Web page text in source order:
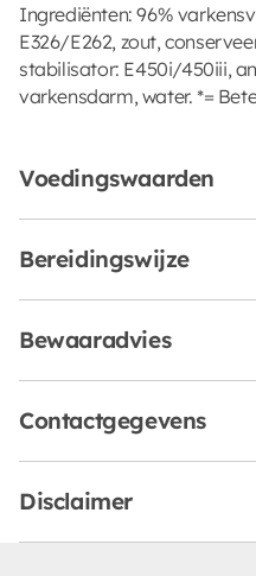
Ingrediënten: 96%
E326/E262, zout,
stabilisator: E450i/450iii,
varkensdarm, water. *=
Voedingswaarden
Bereidingswijze
Bewaaradvies
Contactgegevens
Disclaimer